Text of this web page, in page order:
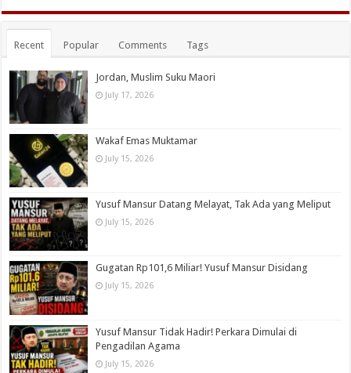
Recent Popular Comments Tags
Jordan, Muslim Suku Maori
July 17, 2026
Wakaf Emas Muktamar
July 15, 2026
Yusuf Mansur Datang Melayat, Tak Ada yang Meliput
July 15, 2026
Gugatan Rp101,6 Miliar! Yusuf Mansur Disidang
July 15, 2026
Yusuf Mansur Tidak Hadir! Perkara Dimulai di
Pengadilan Agama
July 15, 2026